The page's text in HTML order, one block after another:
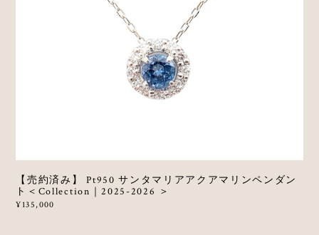
【売約済み】 Pt950 サンタマリアアクアマリンペンダン
ト＜Collection｜2025-2026 ＞
¥135,000